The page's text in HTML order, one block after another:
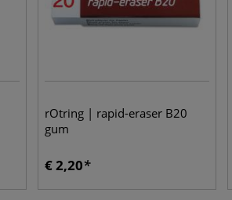
rOtring | rapid-eraser B20
gum
€ 2,20